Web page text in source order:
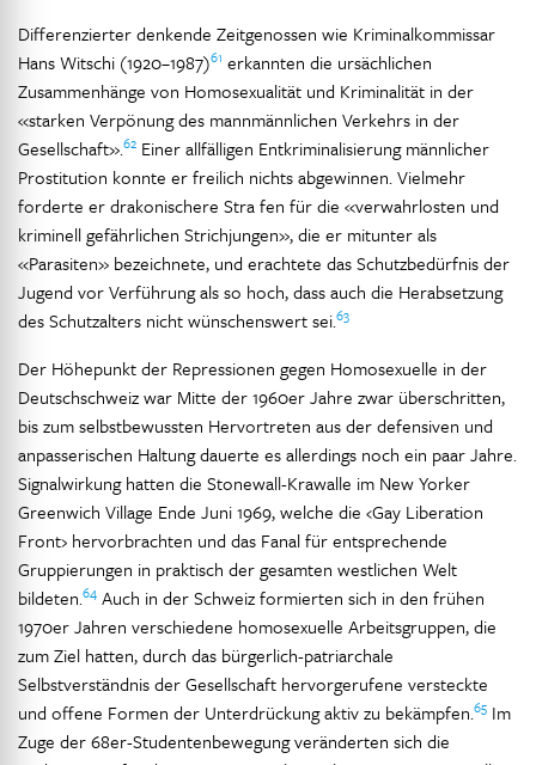
Differenzierter denkende Zeitgenossen wie Kriminalkommissar
Hans Witschi (1920–1987)61 erkannten die ursächlichen
Zusammenhänge von Homosexualität und Kriminalität in der
«starken Verpönung des mannmännlichen Verkehrs in der
Gesellschaft».62 Einer allfälligen Entkriminalisierung männlicher
Prostitution konnte er freilich nichts abgewinnen. Vielmehr
forderte er drakonischere Stra fen für die «verwahrlosten und
kriminell gefährlichen Strichjungen», die er mitunter als
«Parasiten» bezeichnete, und erachtete das Schutzbedürfnis der
Jugend vor Verführung als so hoch, dass auch die Herabsetzung
des Schutzalters nicht wünschenswert sei.63
Der Höhepunkt der Repressionen gegen Homosexuelle in der
Deutschschweiz war Mitte der 1960er Jahre zwar überschritten,
bis zum selbstbewussten Hervortreten aus der defensiven und
anpasserischen Haltung dauerte es allerdings noch ein paar Jahre.
Signalwirkung hatten die Stonewall-Krawalle im New Yorker
Greenwich Village Ende Juni 1969, welche die ‹Gay Liberation
Front› hervorbrachten und das Fanal für entsprechende
Gruppierungen in praktisch der gesamten westlichen Welt
bildeten.64 Auch in der Schweiz formierten sich in den frühen
1970er Jahren verschiedene homosexuelle Arbeitsgruppen, die
zum Ziel hatten, durch das bürgerlich-patriarchale
Selbstverständnis der Gesellschaft hervorgerufene versteckte
und offene Formen der Unterdrückung aktiv zu bekämpfen.65 Im
Zuge der 68er-Studentenbewegung veränderten sich die